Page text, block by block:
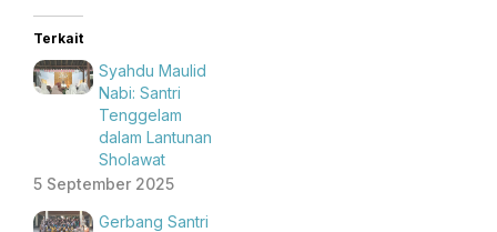
Terkait
Syahdu Maulid
Nabi: Santri
Tenggelam
dalam Lantunan
Sholawat
5 September 2025
Gerbang Santri